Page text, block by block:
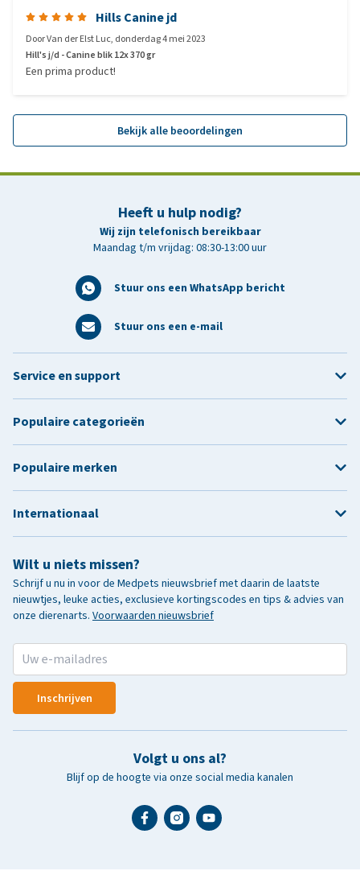
Hills Canine jd
DoorVan der Elst Luc, donderdag 4 mei 2023
Hill's j/d - Canine blik 12x 370 gr
Een prima product!
Bekijk alle beoordelingen
Heeft u hulp nodig?
Wij zijn telefonisch bereikbaar
Maandag t/m vrijdag: 08:30-13:00 uur
Stuur ons een WhatsApp bericht
Stuur ons een e-mail
Wilt u niets missen?
Schrijf u nu in voor de Medpets nieuwsbrief met daarin de laatste
nieuwtjes, leuke acties, exclusieve kortingscodes en tips & advies van
onze dierenarts. Voorwaarden nieuwsbrief
Inschrijven
Volgt u ons al?
Blijf op de hoogte via onze social media kanalen
Service en support
Populaire categorieën
Populaire merken
Internationaal